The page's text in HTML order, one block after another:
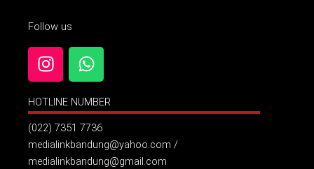
Follow us
I
n
t
a
g
r
W
h
t
s
a
p
HOTLINE NUMBER
(022) 7351 7736
medialinkbandung@yahoo.com /
medialinkbandung@gmail.com